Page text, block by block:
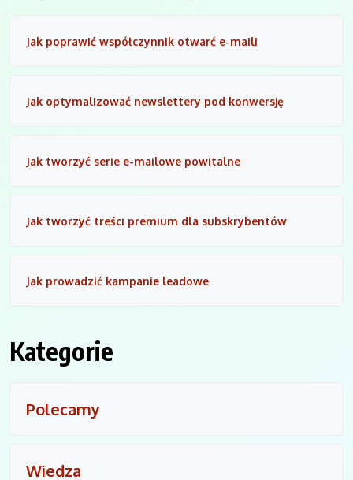
Jak poprawić współczynnik otwarć e-maili
Jak optymalizować newslettery pod konwersję
Jak tworzyć serie e-mailowe powitalne
Jak tworzyć treści premium dla subskrybentów
Jak prowadzić kampanie leadowe
Kategorie
Polecamy
Wiedza